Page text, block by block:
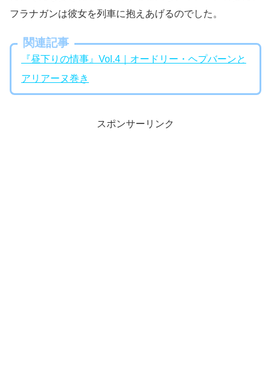
フラナガンは彼女を列車に抱えあげるのでした。
関連記事
『昼下りの情事』Vol.4｜オードリー・ヘプバーンと
アリアーヌ巻き
スポンサーリンク